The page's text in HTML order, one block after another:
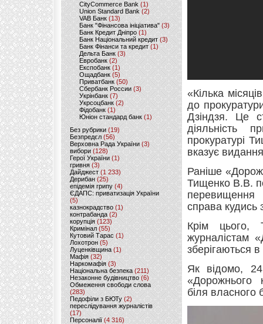
CityCommerce Bank (1)
Union Standard Bank (2)
VAB Банк (13)
Банк "Фінансова ініціатива" (3)
Банк Кредит Дніпро (1)
Банк Національний кредит (3)
Банк Фінанси та кредит (1)
Дельта Банк (3)
Евробанк(2)
Експобанк (1)
Ощадбанк(5)
Приватбанк (50)
Сбербанк России (3)
Укрінбанк(7)
Укрсоцбанк (2)
Фідобанк (1)
Юніон стандард банк(1)
Без рубрики (19)
Безпредєл(56)
Верховна Рада України (3)
вибори(128)
Герої України(1)
гривня (3)
Дайджест (1 233)
Дерибан (25)
епідемія грипу (4)
ЄДАПС: приватизація України
(5)
казнокрадство (1)
контрабанда (2)
корупція (123)
Кримінал (55)
Кутовий Тарас (1)
Лохотрон(5)
Луценківщина (1)
Мафія (32)
Наркомафія (3)
Національна безпека (211)
Незаконне будівництво(6)
Обмеження свободи слова
(283)
Педофіли з БЮТу (2)
переслідування журналістів
(17)
Персоналії (4 316)
«Кілька
до
Дзіндзя. Це
діяльність
прокуратурі
вказує
Раніше
Тищенко В.В.
справа кудись
Крім цього,
журналістам
зберігаються в
Як відомо,
«Дорожнього
біля власного